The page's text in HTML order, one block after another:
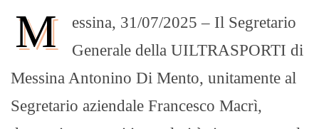
M
essina, 31/07/2025 – Il Segretario
Generale della UILTRASPORTI di
Messina Antonino Di Mento, unitamente al
Segretario aziendale Francesco Macrì,